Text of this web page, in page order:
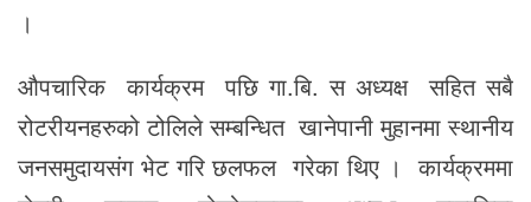
।
औपचारिक कार्यक्रम पछि गा.बि. स अध्यक्ष सहित सबै
रोटरीयनहरुको टोलिले सम्बन्धित खानेपानी मुहानमा स्थानीय
जनसमुदायसंग भेट गरि छलफल गरेका थिए । कार्यक्रममा